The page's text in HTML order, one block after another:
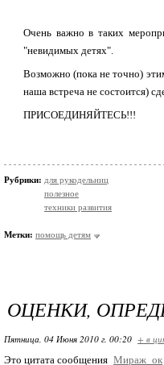
Очень важно в таких
"невидимых детях".
Возможно (пока не точно)
наша встреча не состоится)
ПРИСОЕДИНЯЙТЕСЬ!!!
Рубрики: для рукодельниц
полезное
техники развития
Метки: помощь детям
ОЦЕНКИ,
Пятница, 04 Июня 2010 г. 00:20 + в
Это цитата сообщения Мираж_ок